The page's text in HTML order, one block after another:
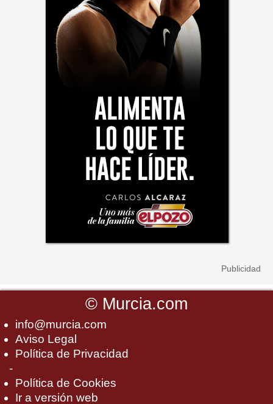
© Murcia.com
info@murcia.com
Aviso Legal
Política de Privacidad
-
Política de Cookies
Ir a versión web